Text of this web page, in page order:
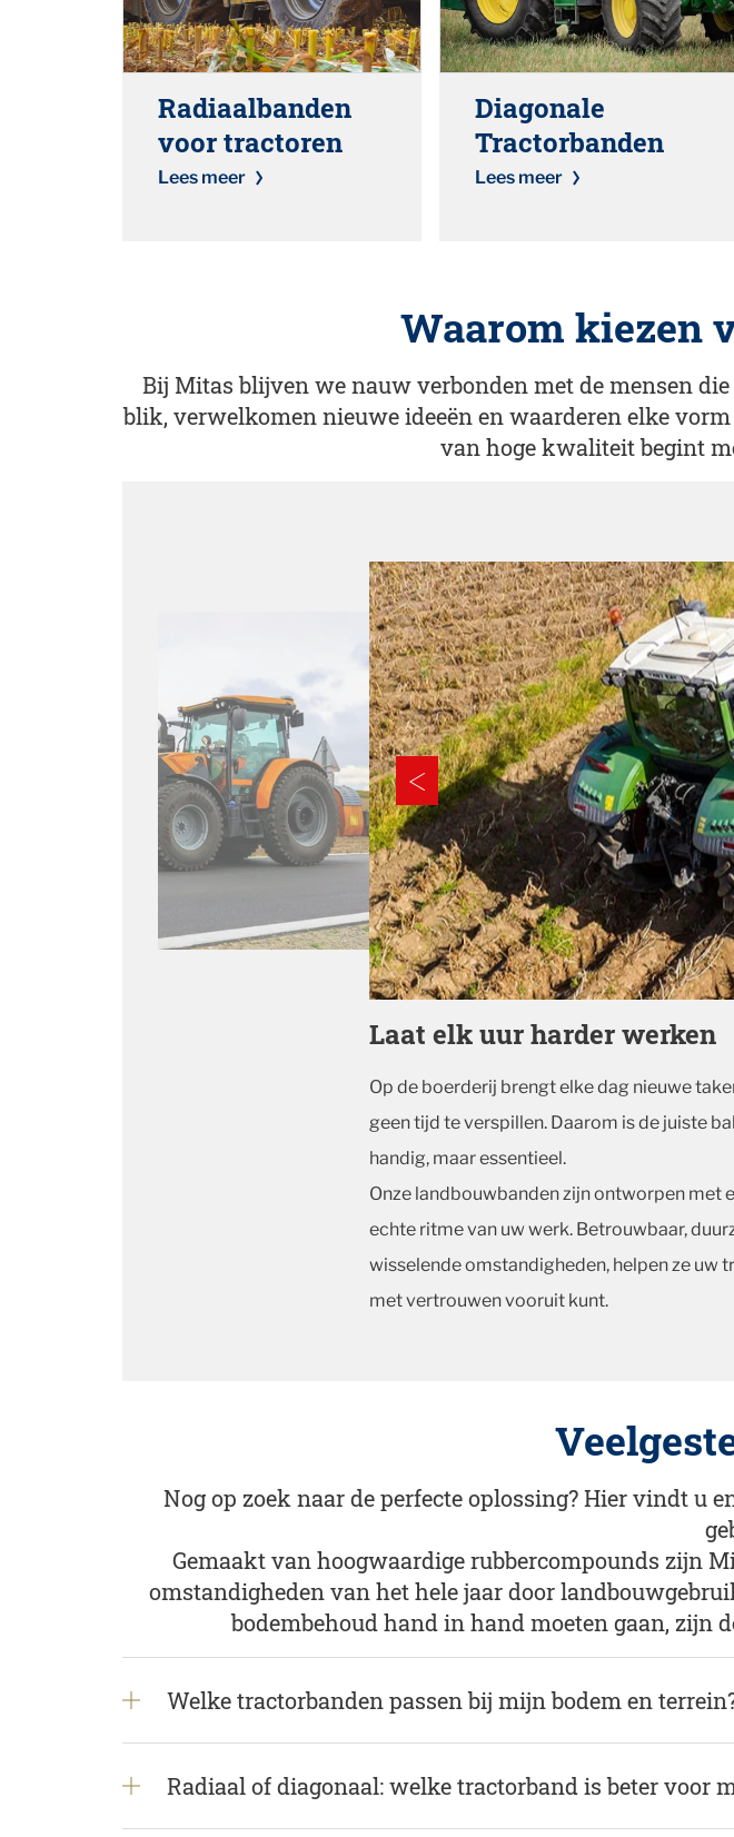
Radiaalbanden
voor tractoren
Lees meer
Diagonale
Tractorbanden
Lees meer
Waarom kiezen
Bij Mitas blijven we nauw verbonden met de mensen
blik, verwelkomen nieuwe ideeën en waarderen elke
van hoge kwaliteit begint
Laat elk uur harder werken
Op de boerderij brengt elke dag nieuwe
geen tijd te verspillen. Daarom is de juiste
handig, maar essentieel.
Onze landbouwbanden zijn ontworpen met
echte ritme van uw werk. Betrouwbaar,
wisselende omstandigheden, helpen ze uw
met vertrouwen vooruit kunt.
Nog op zoek naar de perfecte oplossing? Hier vindt u
Gemaakt van hoogwaardige rubbercompounds zijn
omstandigheden van het hele jaar door
bodembehoud hand in hand moeten gaan, zijn
Welke tractorbanden passen bij mijn bodem en
Radiaal of diagonaal: welke tractorband is beter voor